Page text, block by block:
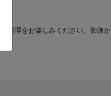
料理をお楽しみください。御膳か